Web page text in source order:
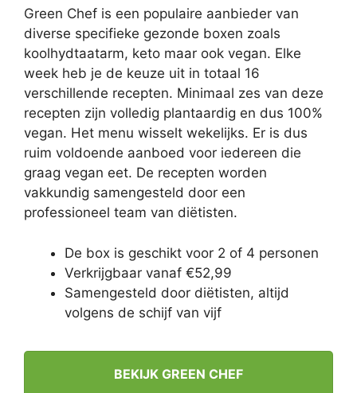
Green Chef is een populaire aanbieder van
diverse specifieke gezonde boxen zoals
koolhydtaatarm, keto maar ook vegan. Elke
week heb je de keuze uit in totaal 16
verschillende recepten. Minimaal zes van deze
recepten zijn volledig plantaardig en dus 100%
vegan. Het menu wisselt wekelijks. Er is dus
ruim voldoende aanboed voor iedereen die
graag vegan eet. De recepten worden
vakkundig samengesteld door een
professioneel team van diëtisten.
De box is geschikt voor 2 of 4 personen
Verkrijgbaar vanaf €52,99
Samengesteld door diëtisten, altijd
volgens de schijf van vijf
BEKIJK GREEN CHEF